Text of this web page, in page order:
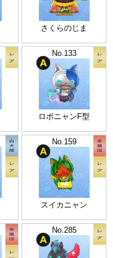
さくらのじま
No.133
ロボニャンF型
No.159
スイカニャン
No.285